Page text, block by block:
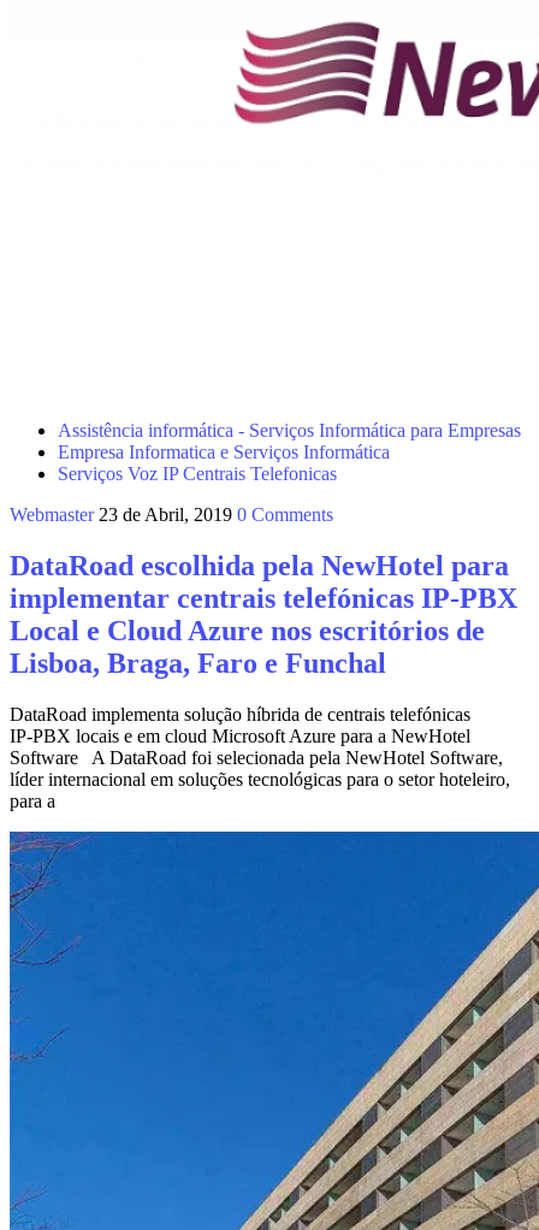
Assistência informática - Serviços Informática para Empresas
Empresa Informatica e Serviços Informática
Serviços Voz IP Centrais Telefonicas
Webmaster 23 de Abril, 2019 0 Comments
DataRoad escolhida pela NewHotel para
implementar centrais telefónicas IP‑PBX
Local e Cloud Azure nos escritórios de
Lisboa, Braga, Faro e Funchal
DataRoad implementa solução híbrida de centrais telefónicas
IP‑PBX locais e em cloud Microsoft Azure para a NewHotel
Software A DataRoad foi selecionada pela NewHotel Software,
líder internacional em soluções tecnológicas para o setor hoteleiro,
para a